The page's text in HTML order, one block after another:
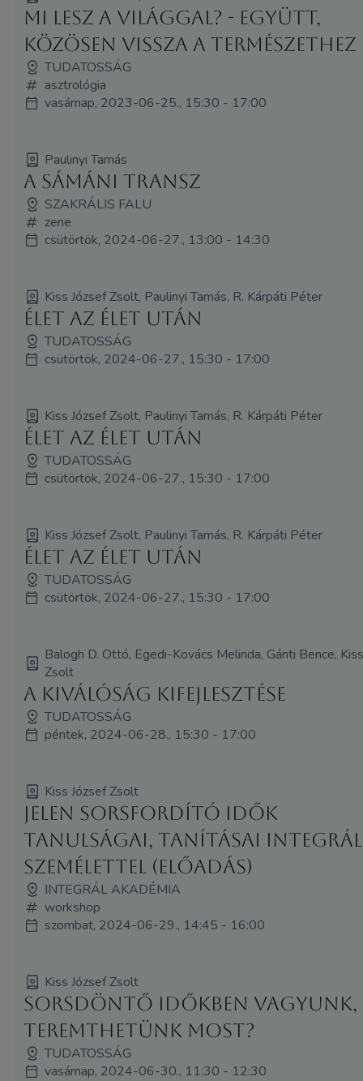
Mi lesz a világgal? - együtt,
közösen vissza a természethez
TUDATOSSÁG
asztrológia
vasárnap, 2023-06-25., 15:30 - 17:00
Paulinyi Tamás
A sámáni transz
SZAKRÁLIS FALU
zene
csütörtök, 2024-06-27., 13:00 - 14:30
Kiss József Zsolt, Paulinyi Tamás, R. Kárpáti Péter
Élet az élet után
TUDATOSSÁG
csütörtök, 2024-06-27., 15:30 - 17:00
Kiss József Zsolt, Paulinyi Tamás, R. Kárpáti Péter
Élet az élet után
TUDATOSSÁG
csütörtök, 2024-06-27., 15:30 - 17:00
Kiss József Zsolt, Paulinyi Tamás, R. Kárpáti Péter
Élet az élet után
TUDATOSSÁG
csütörtök, 2024-06-27., 15:30 - 17:00
Balogh D. Ottó, Egedi-Kovács Melinda, Gánti Bence,
Zsolt
A kiválóság kifejlesztése
TUDATOSSÁG
péntek, 2024-06-28., 15:30 - 17:00
Kiss József Zsolt
Jelen sorsfordító idők
tanulságai, tanításai integrál
személettel (Előadás)
INTEGRÁL AKADÉMIA
workshop
szombat, 2024-06-29., 14:45 - 16:00
Kiss József Zsolt
Sorsdöntő időkben vagyunk,
teremthetünk most?
TUDATOSSÁG
vasárnap, 2024-06-30., 11:30 - 12:30